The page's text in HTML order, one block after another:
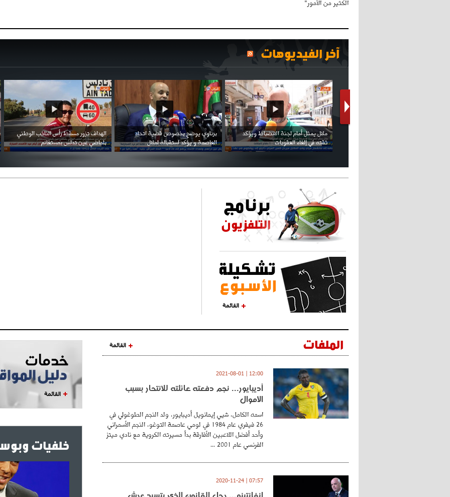
الكثير من الأمور"
آخر الفيديوهات
كريستيانو كاد يصاب على مستوى كتفه
بسبب سيلفي
بن زيمة ... كرم كروي قابله لإنتقام عرقي .
احتفال السفارة السعودية في الجزائر بالعيد
الوطني للمملكة
القائمة
الملفات القائمة
12:00 | 2021-08-01
أديبايور... نجم دفعته عائلته للانتحار بسبب
الأموال
اسمه الكامل، شيي إيمانويل أديبايور، ولد النجم الطوغولي في
26 فيفري عام 1984 في لومي عاصمة التوغو، النجم الأسمراني
وأحد أفضل اللاعبين الأفارقة بدأ مسيرته الكروية مع نادي ميتز
الفرنسي عام 2001 ...
07:57 | 2020-11-24
القائمة
خلفيات